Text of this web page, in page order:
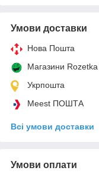
Умови доставки
Нова Пошта
Магазини Rozetka
Укрпошта
Meest ПОШТА
Всі умови доставки
Умови оплати